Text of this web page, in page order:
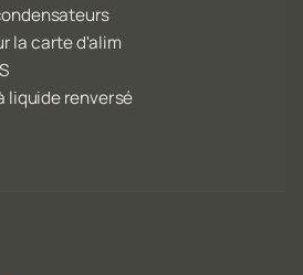
la carte d'alim
liquide renversé